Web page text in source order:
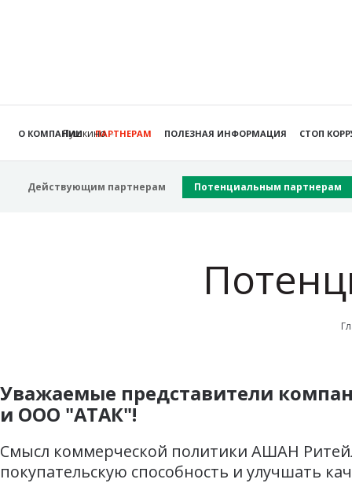
Пушкино
О КОМПАНИИ ПАРТНЕРАМ ПОЛЕЗНАЯ ИНФОРМАЦИЯ СТОП
Действующим партнерам Потенциальным партнерам
Уважаемые представители
и ООО "АТАК"!
Смысл коммерческой политики АШАН
покупательскую способность и улучшать